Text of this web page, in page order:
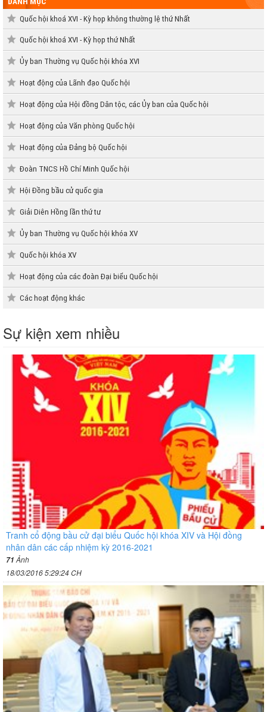
Quốc hội khoá XVI - Kỳ họp không thường lệ thứ Nhất
Quốc hội khoá XVI - Kỳ họp thứ Nhất
Ủy ban Thường vụ Quốc hội khóa XVI
Hoạt động của Lãnh đạo Quốc hội
Hoạt động của Hội đồng Dân tộc, các Ủy ban của Quốc hội
Hoạt động của Văn phòng Quốc hội
Hoạt động của Đảng bộ Quốc hội
Đoàn TNCS Hồ Chí Minh Quốc hội
Hội Đồng bầu cử quốc gia
Giải Diên Hồng lần thứ tư
Ủy ban Thường vụ Quốc hội khóa XV
Quốc hội khóa XV
Hoạt động của các đoàn Đại biểu Quốc hội
Các hoạt động khác
Sự kiện xem nhiều
Tranh cổ động bầu cử đại biểu Quốc hội khóa XIV và Hội đồng
nhân dân các cấp nhiệm kỳ 2016-2021
71Ảnh
18/03/2016 5:29:24 CH